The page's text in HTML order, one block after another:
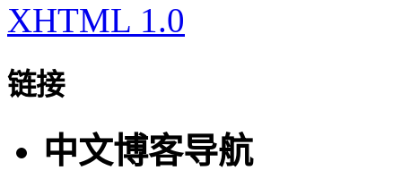
XHTML 1.0
链接
中文博客导航